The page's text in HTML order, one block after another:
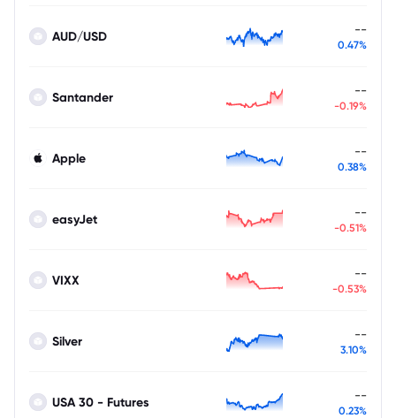
AUD/USD --
0.47%
Santander --
-0.19%
Apple --
0.38%
easyJet --
-0.51%
VIXX --
-0.53%
Silver --
3.10%
USA 30 - Futures --
0.23%